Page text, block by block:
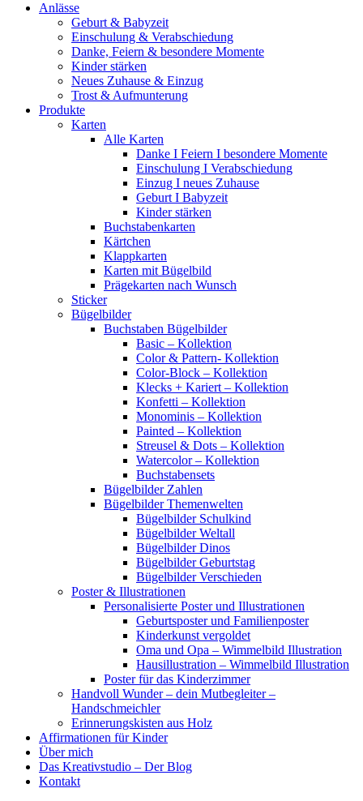
Anlässe
Geburt & Babyzeit
Einschulung & Verabschiedung
Danke, Feiern & besondere Momente
Kinder stärken
Neues Zuhause & Einzug
Trost & Aufmunterung
Produkte
Karten
Alle Karten
Danke I Feiern I besondere Momente
Einschulung I Verabschiedung
Einzug I neues Zuhause
Geburt I Babyzeit
Kinder stärken
Buchstabenkarten
Kärtchen
Klappkarten
Karten mit Bügelbild
Prägekarten nach Wunsch
Sticker
Bügelbilder
Buchstaben Bügelbilder
Basic – Kollektion
Color & Pattern- Kollektion
Color-Block – Kollektion
Klecks + Kariert – Kollektion
Konfetti – Kollektion
Monominis – Kollektion
Painted – Kollektion
Streusel & Dots – Kollektion
Watercolor – Kollektion
Buchstabensets
Bügelbilder Zahlen
Bügelbilder Themenwelten
Bügelbilder Schulkind
Bügelbilder Weltall
Bügelbilder Dinos
Bügelbilder Geburtstag
Bügelbilder Verschieden
Poster & Illustrationen
Personalisierte Poster und Illustrationen
Geburtsposter und Familienposter
Kinderkunst vergoldet
Oma und Opa – Wimmelbild Illustration
Hausillustration – Wimmelbild Illustration
Poster für das Kinderzimmer
Handvoll Wunder – dein Mutbegleiter –
Handschmeichler
Erinnerungskisten aus Holz
Affirmationen für Kinder
Über mich
Das Kreativstudio – Der Blog
Kontakt